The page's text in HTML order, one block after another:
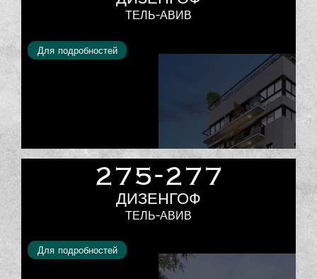
ТЕЛЬ-АВИВ
Для подробностей
275-277
ДИЗЕНГОФ
ТЕЛЬ-АВИВ
Для подробностей